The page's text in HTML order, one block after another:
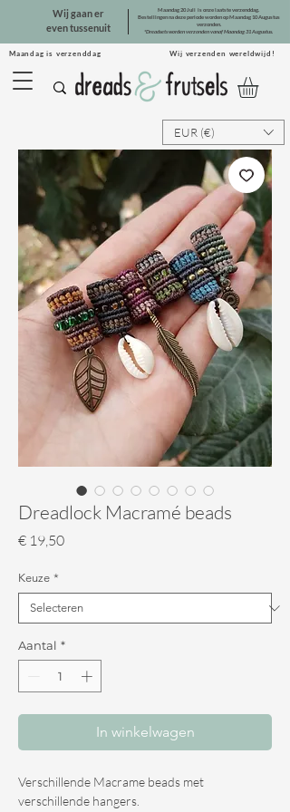
Maandag is verzenddag Wij verzenden wereldwijd!
Wij gaan er
even tussenuit
Maandag 20 Juli is onze laatste verzenddag.
Bestellingen na deze periode worden op Maandag 10 Augustus
verzonden.
*Dreadsets worden verzonden vanaf Maandag 31 Augustus.
EUR (€)
Dreadlock Macramé beads
€ 19,50Prijs
Keuze *
Aantal *
In winkelwagen
Verschillende Macrame beads met
verschillende hangers.